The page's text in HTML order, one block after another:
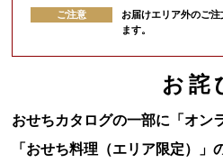
ご注意
お届けエリア外のご
ます。
お詫
おせちカタログの一部に「オン
「おせち料理（エリア限定）